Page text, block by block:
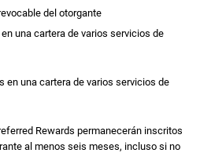
del otorgante
una cartera de varios servicios de
en una cartera de varios servicios de
Rewards permanecerán inscritos
al menos seis meses, incluso si no